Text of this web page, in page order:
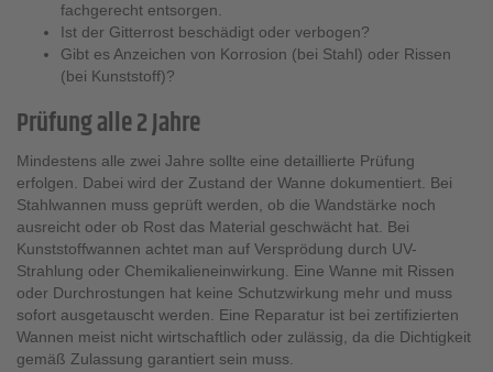
fachgerecht entsorgen.
Ist der Gitterrost beschädigt oder verbogen?
Gibt es Anzeichen von Korrosion (bei Stahl) oder Rissen
(bei Kunststoff)?
Prüfung alle 2 Jahre
Mindestens alle zwei Jahre sollte eine detaillierte Prüfung
erfolgen. Dabei wird der Zustand der Wanne dokumentiert. Bei
Stahlwannen muss geprüft werden, ob die Wandstärke noch
ausreicht oder ob Rost das Material geschwächt hat. Bei
Kunststoffwannen achtet man auf Versprödung durch UV-
Strahlung oder Chemikalieneinwirkung. Eine Wanne mit Rissen
oder Durchrostungen hat keine Schutzwirkung mehr und muss
sofort ausgetauscht werden. Eine Reparatur ist bei zertifizierten
Wannen meist nicht wirtschaftlich oder zulässig, da die Dichtigkeit
gemäß Zulassung garantiert sein muss.